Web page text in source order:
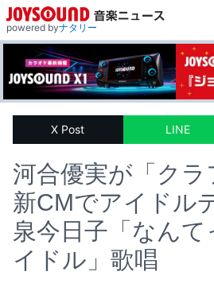
powered byナタリー
X Post LINE
河合優実が「クラ
新CMでアイドル
泉今日子「なん
イドル」歌唱